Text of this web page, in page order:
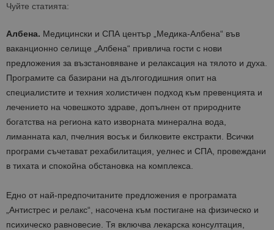
Чуйте статията:
Албена. Медицински и СПА център „Медика-Албена“ във
ваканционно селище „Албена“ привлича гости с нови
предложения за възстановяване и релаксация на тялото и духа.
Програмите са базирани на дългогодишния опит на
специалистите и техния холистичен подход към превенцията и
лечението на човешкото здраве, допълнен от природните
богатства на региона като изворната минерална вода,
лиманната кал, пчелния восък и билковите екстракти. Всички
програми съчетават рехабилитация, уелнес и СПА, провеждани
в тихата и спокойна обстановка на комплекса.
Едно от най-предпочитаните предложения е програмата
„Антистрес и релакс“, насочена към постигане на физическо и
психическо равновесие. Тя включва лекарска консултация,